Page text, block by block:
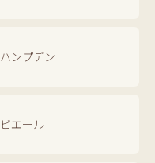
ハンプデン
ビエール